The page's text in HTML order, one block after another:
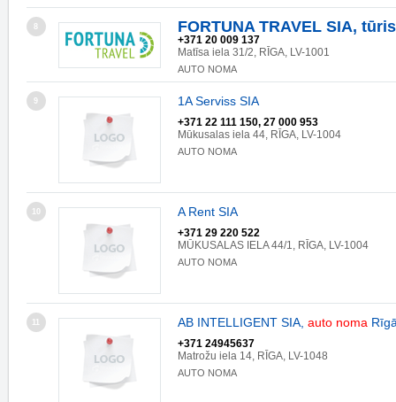
8 FORTUNA TRAVEL SIA,
+371 20 009 137
Matīsa iela 31/2, RĪGA, LV-1001
AUTO NOMA
9 1A Serviss SIA
+371 22 111 150, 27 000 953
Mūkusalas iela 44, RĪGA, LV-1004
AUTO NOMA
10 A Rent SIA
+371 29 220 522
MŪKUSALAS IELA 44/1, RĪGA, LV-1004
AUTO NOMA
11 AB INTELLIGENT SIA, auto noma
+371 24945637
Matrožu iela 14, RĪGA, LV-1048
AUTO NOMA